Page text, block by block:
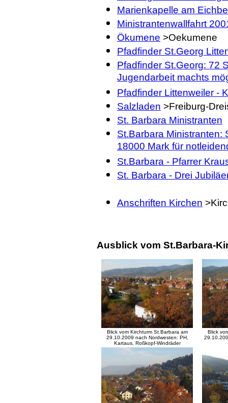
Marienkapelle am
Ministrantenwallfahrt
Ökumene >Oekumene
Pfadfinder St.Georg
Pfadfinder St.Georg: 72
Jugendarbeit machts
Pfadfinder Littenweiler -
Salzladen >Freiburg-
St. Barbara Ministranten
St.Barbara Ministranten:
18000 Mark für
St.Barbara - Pfarrer
St. Barbara - Drei
Anschriften Kirchen
Ausblick vom St.Barbara-
Blick vom Kirchturm St.Barbara am
29.10.2009 nach Nordwesten: PH,
Kartaus, Roßkopf-Windräder
Blick